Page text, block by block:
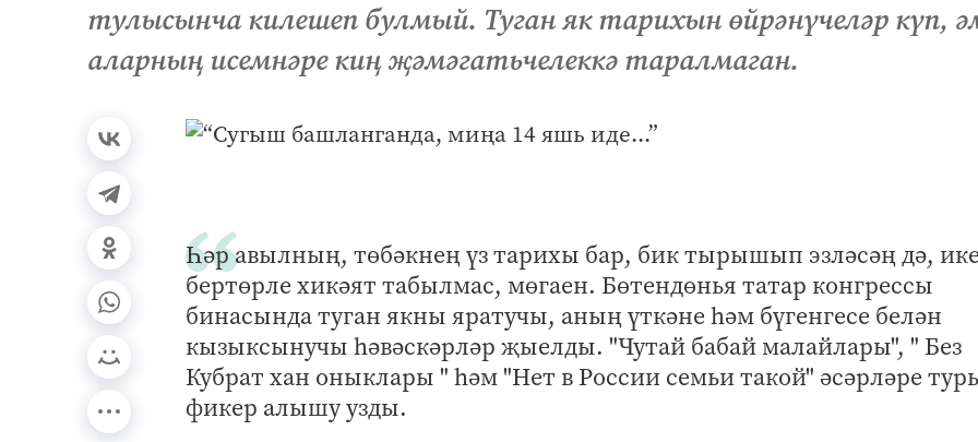
тулысынча килешеп булмый. Туган як тарихын өйрәнүчеләр күп,
аларның исемнәре киң җәмәгатьчелеккә таралмаган.
Һәр авылның, төбәкнең үз тарихы бар, бик тырышып эзләсәң дә, ике
бертөрле хикәят табылмас, мөгаен. Бөтендөнья татар конгрессы
бинасында туган якны яратучы, аның үткәне һәм бүгенгесе белән
кызыксынучы һәвәскәрләр җыелды. "Чутай бабай малайлары", " Без
Кубрат хан оныклары " һәм "Нет в России семьи такой" әсәрләре
фикер алышу узды.